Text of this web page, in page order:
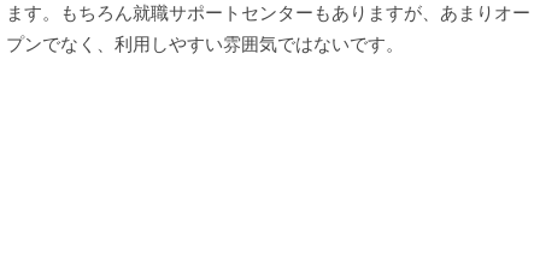
ます。もちろん就職サポートセンターもありますが、あまりオー
プンでなく、利用しやすい雰囲気ではないです。